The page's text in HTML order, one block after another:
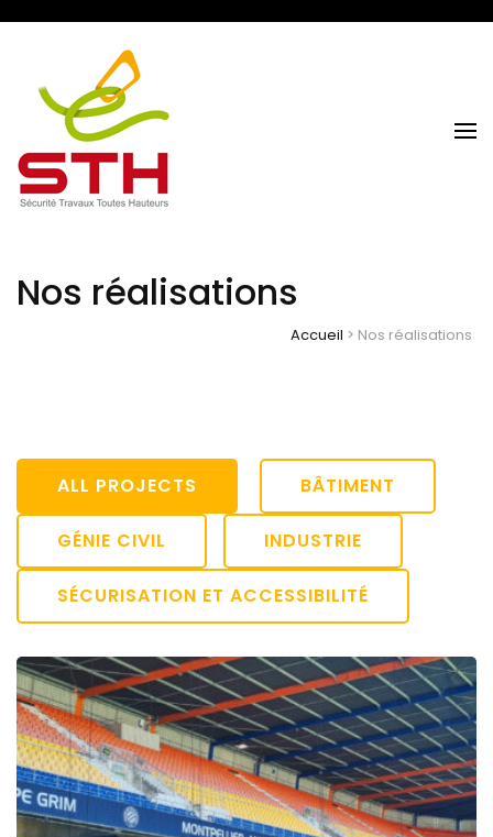
Nos réalisations
Accueil > Nos réalisations
ALL PROJECTS BÂTIMENT
GÉNIE CIVIL INDUSTRIE
SÉCURISATION ET ACCESSIBILITÉ